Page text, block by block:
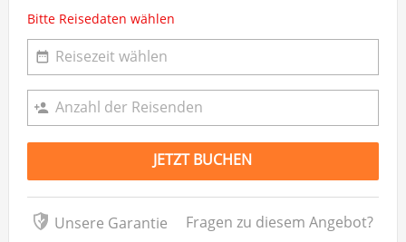
Bitte Reisedaten wählen
JETZT BUCHEN
Unsere Garantie Fragen zu diesem Angebot?